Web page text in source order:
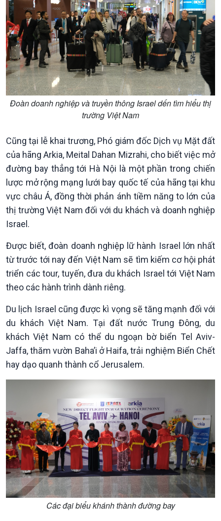
Xã hội
Tin Đời sống & Xã hội
360 độ Sức khỏe
Chuyên gia của bạn
Xã hội chuyển động
Bước chân đến trường
Khoa học & Công nghệ
Tin Khoa học & Công nghệ
Kết nối công nghệ
Sống chung với biến đổi
Văn hoá & Du lịch
Chát với người nổi tiếng
Câu chuyện Thể thao
Video
Infographic
E-Magazine
Đoàn doanh nghiệp và truyền thông Israel dến tìm hiểu thị
trường Việt Nam
Cũng tại lễ khai trương, Phó giám đốc Dịch vụ Mặt đất
của hãng Arkia, Meital Dahan Mizrahi, cho biết việc mở
đường bay thẳng tới Hà Nội là một phần trong chiến
lược mở rộng mạng lưới bay quốc tế của hãng tại khu
vực châu Á, đồng thời phản ánh tiềm năng to lớn của
thị trường Việt Nam đối với du khách và doanh nghiệp
Israel.
Được biết, đoàn doanh nghiệp lữ hành Israel lớn nhất
từ trước tới nay đến Việt Nam sẽ tìm kiếm cơ hội phát
triển các tour, tuyến, đưa du khách Israel tới Việt Nam
theo các hành trình dành riêng.
Du lịch Israel cũng được kì vọng sẽ tăng mạnh đối với
du khách Việt Nam. Tại đất nước Trung Đông, du
khách Việt Nam có thể du ngoạn bờ biển Tel Aviv-
Jaffa, thăm vườn Baha’i ở Haifa, trải nghiệm Biển Chết
hay dạo quanh thành cổ Jerusalem.
Các đại biểu khánh thành đường bay